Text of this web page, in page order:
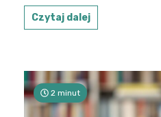
Czytaj dalej
2 minut